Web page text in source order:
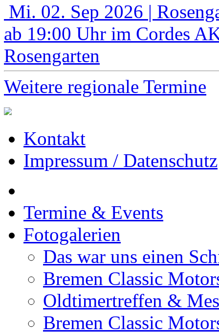
Mi. 02. Sep 2026 |
ab 19:00 Uhr im Cordes
Rosengarten
Weitere regionale Termine
Kontakt
Impressum / Datenschutz
Termine & Events
Fotogalerien
Das war uns einen
Bremen Classic
Oldtimertreffen &
Bremen Classic